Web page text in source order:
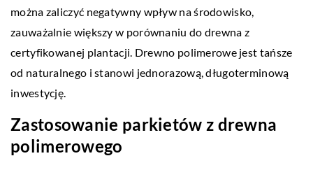
można zaliczyć negatywny wpływ na środowisko,
zauważalnie większy w porównaniu do drewna z
certyfikowanej plantacji. Drewno polimerowe jest tańsze
od naturalnego i stanowi jednorazową, długoterminową
inwestycję.
Zastosowanie parkietów z drewna
polimerowego